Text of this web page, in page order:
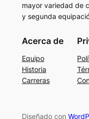
mayor variedad de
y segunda
Acerca de
Equipo
Historia
Carreras
Diseñado con